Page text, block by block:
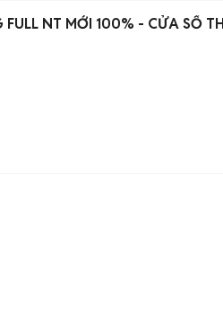
FULL NT MỚI 100% - CỬA SỔ